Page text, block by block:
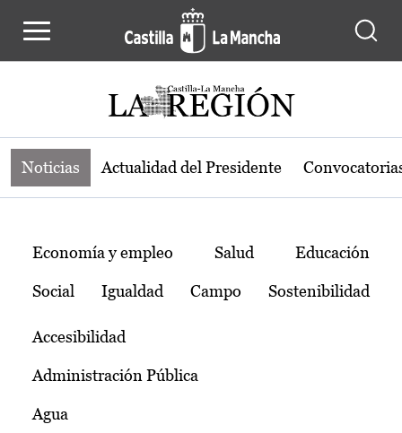
Noticias de la región de Castilla-La
Noticias Actualidad del Presidente
Temas
Economía y empleo Salud Educación
Social Igualdad Campo Sostenibilidad
Accesibilidad
Administración Pública
Agua